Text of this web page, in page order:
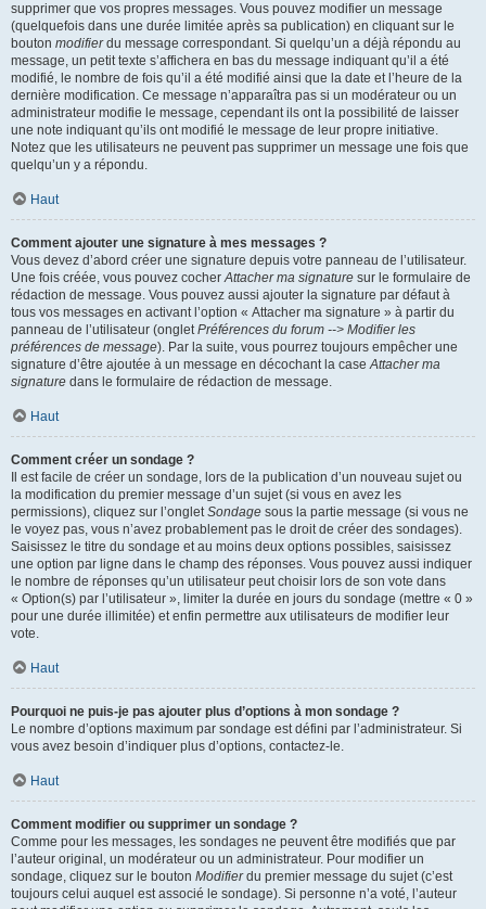
supprimer que vos propres messages. Vous pouvez modifier un message
(quelquefois dans une durée limitée après sa publication) en cliquant sur le
bouton modifierdu message correspondant. Si quelqu’un a déjà répondu au
message, un petit texte s’affichera en bas du message indiquant qu’il a été
modifié, le nombre de fois qu’il a été modifié ainsi que la date et l’heure de la
dernière modification. Ce message n’apparaîtra pas si un modérateur ou un
administrateur modifie le message, cependant ils ont la possibilité de laisser
une note indiquant qu’ils ont modifié le message de leur propre initiative.
Notez que les utilisateurs ne peuvent pas supprimer un message une fois que
quelqu’un y a répondu.
Haut
Comment ajouter une signature à mes messages ?
Vous devez d’abord créer une signature depuis votre panneau de l’utilisateur.
Une fois créée, vous pouvez cocherAttacher ma signature sur le formulaire de
rédaction de message. Vous pouvez aussi ajouter la signature par défaut à
tous vos messages en activant l’option « Attacher ma signature » à partir du
panneau de l’utilisateur (ongletPréférences du forum --> Modifier les
préférences de message). Par la suite, vous pourrez toujours empêcher une
signature d’être ajoutée à un message en décochant la caseAttacher ma
signature dans le formulaire de rédaction de message.
Haut
Comment créer un sondage ?
Il est facile de créer un sondage, lors de la publication d’un nouveau sujet ou
la modification du premier message d’un sujet (si vous en avez les
permissions), cliquez sur l’ongletSondage sous la partie message (si vous ne
le voyez pas, vous n’avez probablement pas le droit de créer des sondages).
Saisissez le titre du sondage et au moins deux options possibles, saisissez
une option par ligne dans le champ des réponses. Vous pouvez aussi indiquer
le nombre de réponses qu’un utilisateur peut choisir lors de son vote dans
« Option(s) par l’utilisateur », limiter la durée en jours du sondage (mettre « 0 »
pour une durée illimitée) et enfin permettre aux utilisateurs de modifier leur
vote.
Haut
Pourquoi ne puis-je pas ajouter plus d’options à mon sondage ?
Le nombre d’options maximum par sondage est défini par l’administrateur. Si
vous avez besoin d’indiquer plus d’options, contactez-le.
Haut
Comment modifier ou supprimer un sondage ?
Comme pour les messages, les sondages ne peuvent être modifiés que par
l’auteur original, un modérateur ou un administrateur. Pour modifier un
sondage, cliquez sur le bouton Modifierdu premier message du sujet (c’est
toujours celui auquel est associé le sondage). Si personne n’a voté, l’auteur